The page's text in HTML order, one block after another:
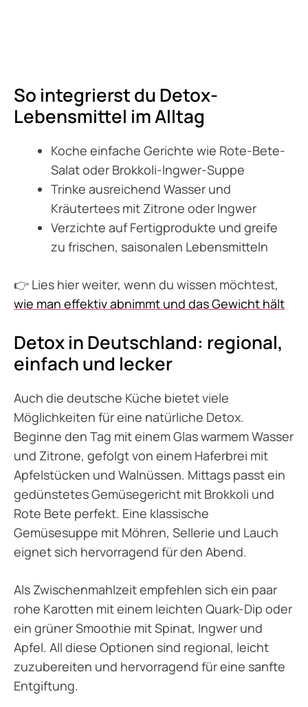
So integrierst du Detox-
Lebensmittel im Alltag
Koche einfache Gerichte wie Rote-Bete-
Salat oder Brokkoli-Ingwer-Suppe
Trinke ausreichend Wasser und
Kräutertees mit Zitrone oder Ingwer
Verzichte auf Fertigprodukte und greife
zu frischen, saisonalen Lebensmitteln
👉 Lies hier weiter, wenn du wissen möchtest,
wie man effektiv abnimmt und das Gewicht hält
Detox in Deutschland: regional,
einfach und lecker
Auch die deutsche Küche bietet viele
Möglichkeiten für eine natürliche Detox.
Beginne den Tag mit einem Glas warmem Wasser
und Zitrone, gefolgt von einem Haferbrei mit
Apfelstücken und Walnüssen. Mittags passt ein
gedünstetes Gemüsegericht mit Brokkoli und
Rote Bete perfekt. Eine klassische
Gemüsesuppe mit Möhren, Sellerie und Lauch
eignet sich hervorragend für den Abend.
Als Zwischenmahlzeit empfehlen sich ein paar
rohe Karotten mit einem leichten Quark-Dip oder
ein grüner Smoothie mit Spinat, Ingwer und
Apfel. All diese Optionen sind regional, leicht
zuzubereiten und hervorragend für eine sanfte
Entgiftung.